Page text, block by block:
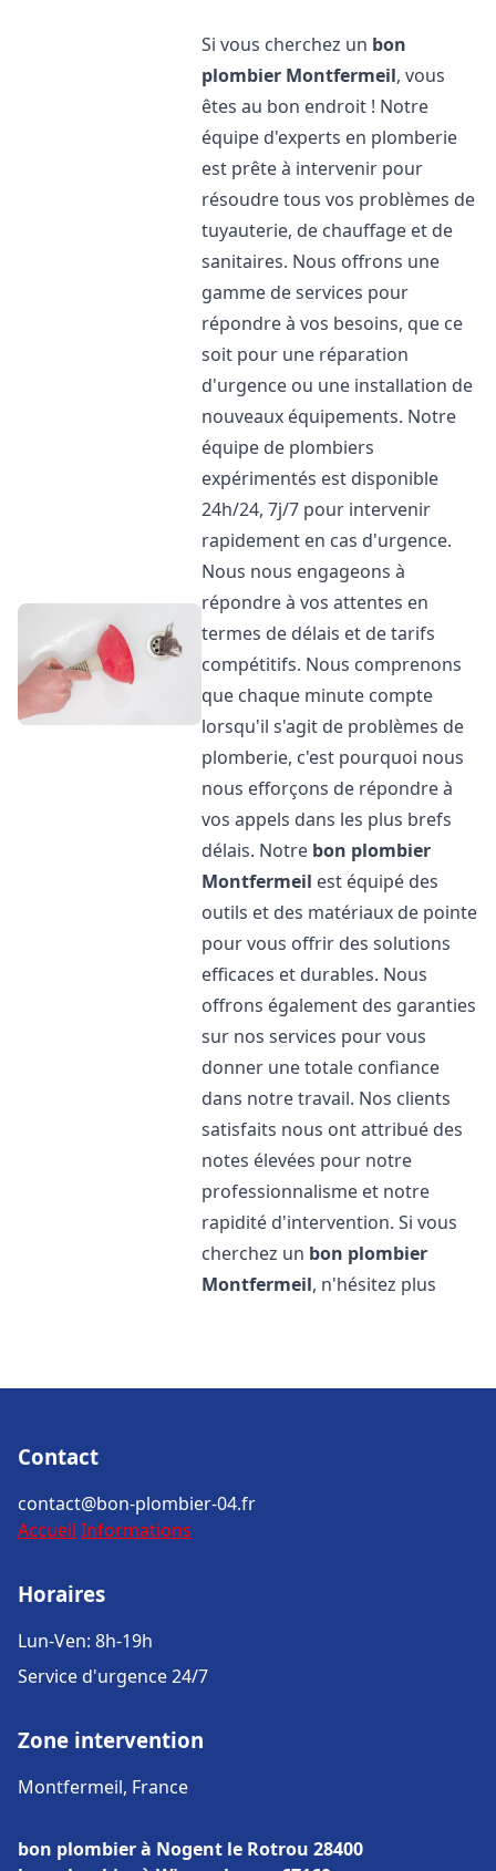
Si vous cherchez un bon
plombier Montfermeil, vous
êtes au bon endroit ! Notre
équipe d'experts en plomberie
est prête à intervenir pour
résoudre tous vos problèmes de
tuyauterie, de chauffage et de
sanitaires. Nous offrons une
gamme de services pour
répondre à vos besoins, que ce
soit pour une réparation
d'urgence ou une installation de
nouveaux équipements. Notre
équipe de plombiers
expérimentés est disponible
24h/24, 7j/7 pour intervenir
rapidement en cas d'urgence.
Nous nous engageons à
répondre à vos attentes en
termes de délais et de tarifs
compétitifs. Nous comprenons
que chaque minute compte
lorsqu'il s'agit de problèmes de
plomberie, c'est pourquoi nous
nous efforçons de répondre à
vos appels dans les plus brefs
délais. Notre bon plombier
Montfermeil est équipé des
outils et des matériaux de pointe
pour vous offrir des solutions
efficaces et durables. Nous
offrons également des garanties
sur nos services pour vous
donner une totale confiance
dans notre travail. Nos clients
satisfaits nous ont attribué des
notes élevées pour notre
professionnalisme et notre
rapidité d'intervention. Si vous
cherchez un bon plombier
Montfermeil, n'hésitez plus
Contact
contact@bon-plombier-04.fr
Accueil Informations
Horaires
Lun-Ven: 8h-19h
Service d'urgence 24/7
Zone intervention
Montfermeil, France
bon plombier à Nogent le Rotrou 28400